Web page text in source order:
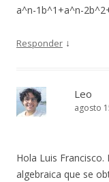
a^n-1b^1+a^n-
Responder ↓
Leo
agosto
Hola Luis
algebraica que se